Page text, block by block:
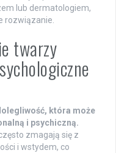
lub dermatologiem,
rozwiązanie.
twarzy
która może
i psychiczną.
zmagają się z
i wstydem, co